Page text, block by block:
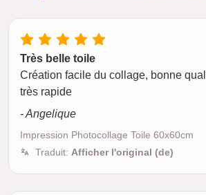
Très belle toile
Création facile du collage, bonne
très rapide
- Angelique
Impression Photocollage Toile 60x60cm
Traduit: Afficher l'original (de)